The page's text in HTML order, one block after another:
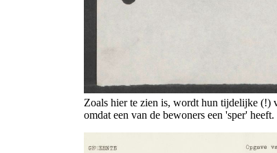
Zoals hier te zien is, wordt hun tijdelijke (!)
omdat een van de bewoners een 'sper' heeft.